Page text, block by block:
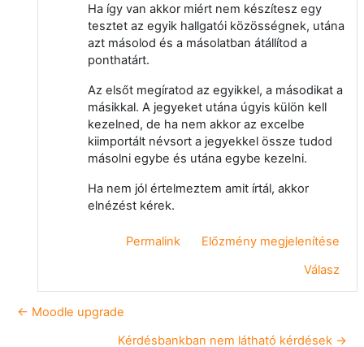
Ha így van akkor miért nem készítesz egy
tesztet az egyik hallgatói közösségnek, utána
azt másolod és a másolatban átállítod a
ponthatárt.
Az elsőt megíratod az egyikkel, a másodikat a
másikkal. A jegyeket utána úgyis külön kell
kezelned, de ha nem akkor az excelbe
kiimportált névsort a jegyekkel össze tudod
másolni egybe és utána egybe kezelni.
Ha nem jól értelmeztem amit írtál, akkor
elnézést kérek.
Permalink
Előzmény megjelenítése
Válasz
← Moodle upgrade
Kérdésbankban nem látható kérdések →